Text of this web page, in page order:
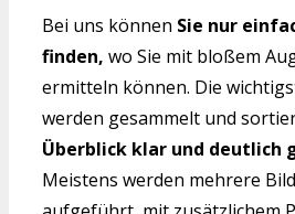
Bei uns können Sie nur
finden, wo Sie mit bloßem
ermitteln können. Die
werden gesammelt und
Überblick klar und deutlich
Meistens werden mehrere